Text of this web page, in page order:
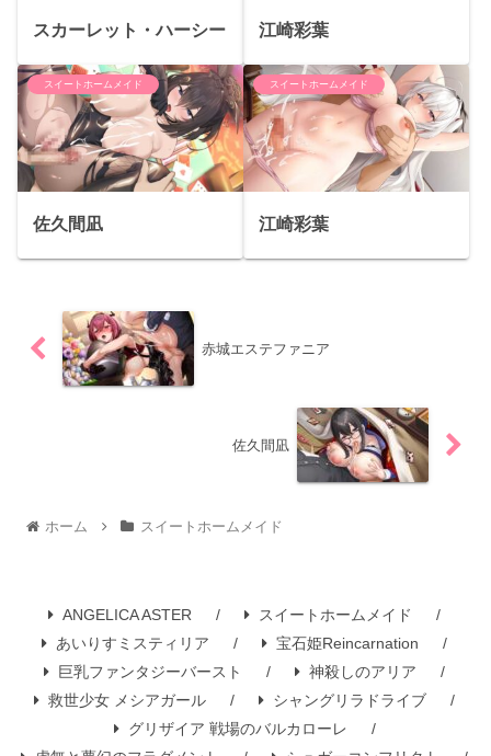
スカーレット・ハーシー 江崎彩葉
スイートホームメイド
佐久間凪
スイートホームメイド
江崎彩葉
赤城エステファニア
佐久間凪
ホーム スイートホームメイド
ANGELICA ASTER
スイートホームメイド
あいりすミスティリア
宝石姫Reincarnation
巨乳ファンタジーバースト
神殺しのアリア
救世少女 メシアガール
シャングリラドライブ
グリザイア 戦場のバルカローレ